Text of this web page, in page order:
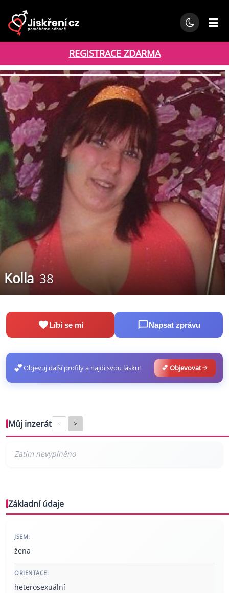
REGISTRACE ZDARMA
Kolla 38
Líbí se mi Napsat zprávu
💕Objevuj další profily a najdi svou lásku! 💕 Objevovat
Můj inzerát < >
Základní údaje
JSEM:
žena
ORIENTACE:
heterosexuální